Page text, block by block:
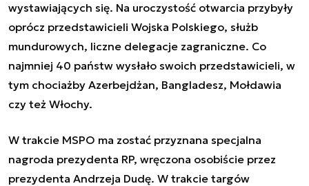
wystawiających się. Na uroczystość otwarcia przybyły
oprócz przedstawicieli Wojska Polskiego, służb
mundurowych, liczne delegacje zagraniczne. Co
najmniej 40 państw wysłało swoich przedstawicieli, w
tym chociażby Azerbejdżan, Bangladesz, Mołdawia
czy też Włochy.
W trakcie MSPO ma zostać przyznana specjalna
nagroda prezydenta RP, wręczona osobiście przez
prezydenta Andrzeja Dudę. W trakcie targów